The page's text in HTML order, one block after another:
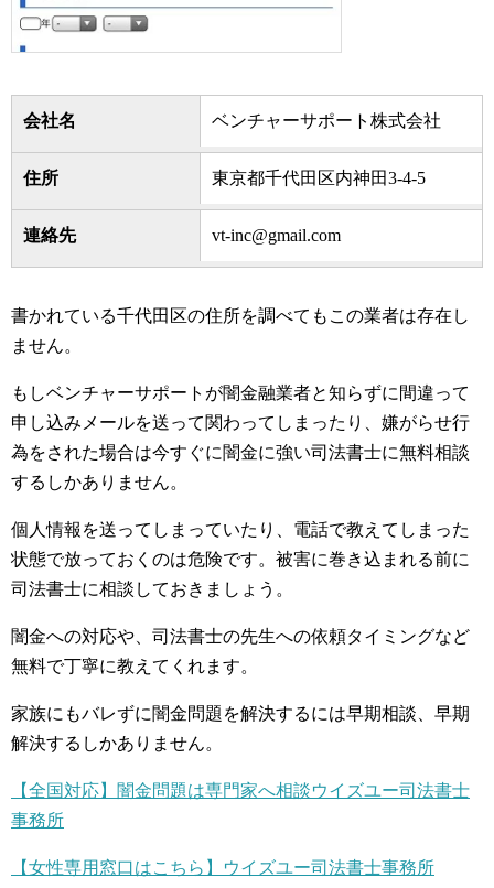
会社名 ベンチャーサポート株式会社
住所 東京都千代田区内神田3-4-5
連絡先 vt-inc@gmail.com
書かれている千代田区の住所を調べてもこの業者は存在し
ません。
もしベンチャーサポートが闇金融業者と知らずに間違って
申し込みメールを送って関わってしまったり、嫌がらせ行
為をされた場合は今すぐに闇金に強い司法書士に無料相談
するしかありません。
個人情報を送ってしまっていたり、電話で教えてしまった
状態で放っておくのは危険です。被害に巻き込まれる前に
司法書士に相談しておきましょう。
闇金への対応や、司法書士の先生への依頼タイミングなど
無料で丁寧に教えてくれます。
家族にもバレずに闇金問題を解決するには早期相談、早期
解決するしかありません。
【全国対応】闇金問題は専門家へ相談ウイズユー司法書士
事務所
【女性専用窓口はこちら】ウイズユー司法書士事務所